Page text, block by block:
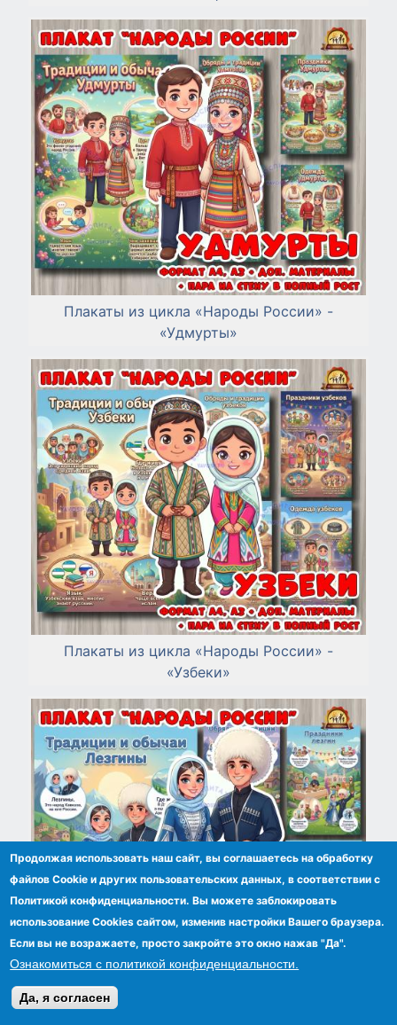
Плакаты из цикла «Народы России» -
«Удмурты»
Плакаты из цикла «Народы России» -
«Узбеки»
Плакаты из цикла «Народы России» -
Продолжая использовать наш сайт, вы соглашаетесь на обработку
файлов Сookie и других пользовательских данных, в соответствии с
Политикой конфиденциальности. Вы можете заблокировать
использование Cookies сайтом, изменив настройки Вашего браузера.
Если вы не возражаете, просто закройте это окно нажав "Да".
Ознакомиться с политикой конфиденциальности.
Да, я согласен